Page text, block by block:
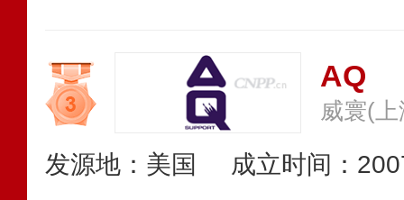
AQ
威寰(
发源地：美国
成立时间：